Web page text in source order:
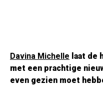
Davina Michelle laat de
met een prachtige
even gezien moet